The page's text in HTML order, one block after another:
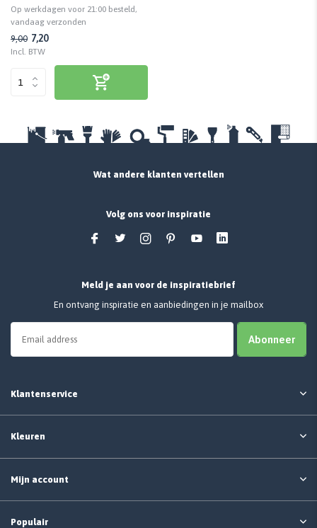
Op werkdagen voor 21:00 besteld,
vandaag verzonden
9,00 7,20
Incl. BTW
Wat andere klanten vertellen
Volg ons voor inspiratie
Meld je aan voor de inspiratiebrief
En ontvang inspiratie en aanbiedingen in je mailbox
Abonneer
Klantenservice
Kleuren
Mijn account
Populair